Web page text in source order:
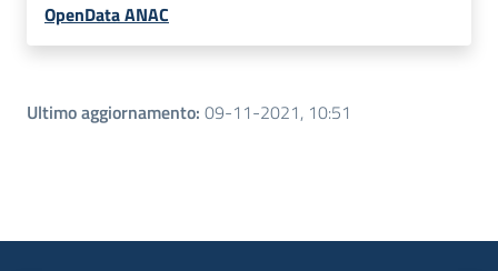
OpenData ANAC
Ultimo aggiornamento: 09-11-2021, 10:51